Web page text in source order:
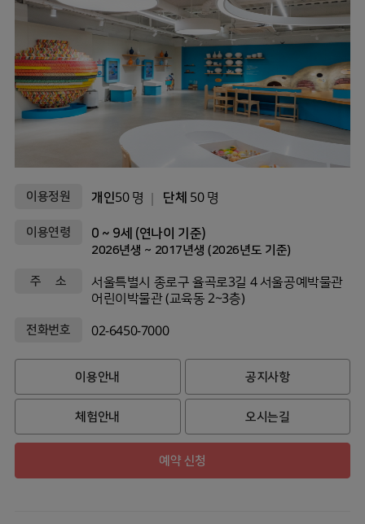
이용정원 개인50 명 단체 50 명
이용연령 0 ~ 9세 (연나이 기준)
2026년생 ~ 2017년생 (2026년도 기준)
주 소
서울특별시 종로구 율곡로3길 4 서울공예박물관
어린이박물관 (교육동 2~3층)
전화번호 02-6450-7000
이용안내 공지사항
체험안내 오시는길
예약 신청